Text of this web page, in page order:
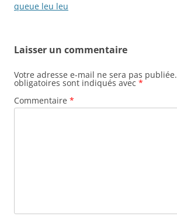
des
queue leu leu
Laisser un commentaire
Votre adresse e-mail ne sera pas publiée.
obligatoires sont indiqués avec *
Commentaire *